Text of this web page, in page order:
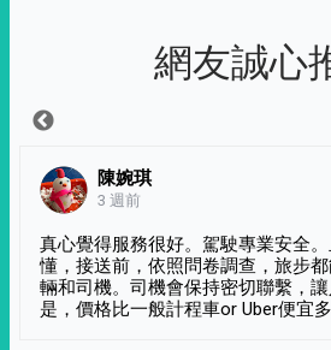
網友誠心
陳婉琪
3 週前
真心覺得服務很好。駕駛專業安全
懂，接送前，依照問卷調查，旅步
輛和司機。司機會保持密切聯繫，
是，價格比一般計程車or Uber便宜